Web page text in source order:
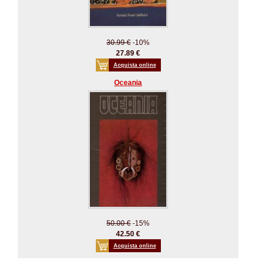
30.99 € -10%
27.89 €
Acquista online
Oceania
50.00 € -15%
42.50 €
Acquista online